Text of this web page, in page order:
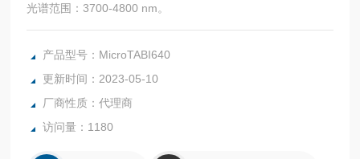
光谱范围：3700-4800 nm。
产品型号：MicroTABI640
更新时间：2023-05-10
厂商性质：代理商
访问量：1180